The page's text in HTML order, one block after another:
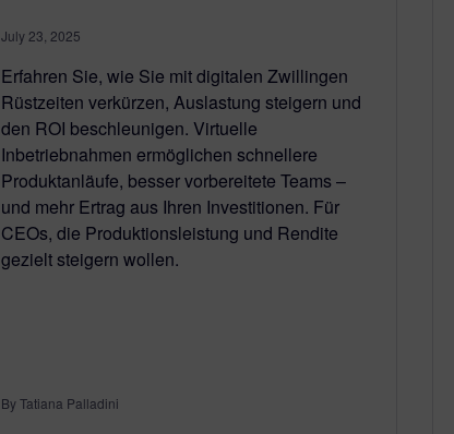
July 23, 2025
Erfahren Sie, wie Sie mit digitalen Zwillingen
Rüstzeiten verkürzen, Auslastung steigern und
den ROI beschleunigen. Virtuelle
Inbetriebnahmen ermöglichen schnellere
Produktanläufe, besser vorbereitete Teams –
und mehr Ertrag aus Ihren Investitionen. Für
CEOs, die Produktionsleistung und Rendite
gezielt steigern wollen.
By Tatiana Palladini